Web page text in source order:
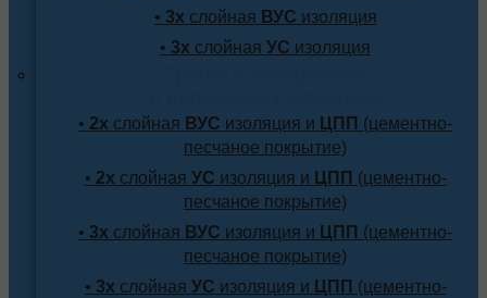
• 3х слойная ВУС изоляция
• 3х слойная УС изоляция
• 2х слойная ВУС изоляция и ЦПП (цементно-
песчаное покрытие)
• 2х слойная УС изоляция и ЦПП (цементно-
песчаное покрытие)
• 3х слойная ВУС изоляция и ЦПП (цементно-
песчаное покрытие)
• 3х слойная УС изоляция и ЦПП (цементно-